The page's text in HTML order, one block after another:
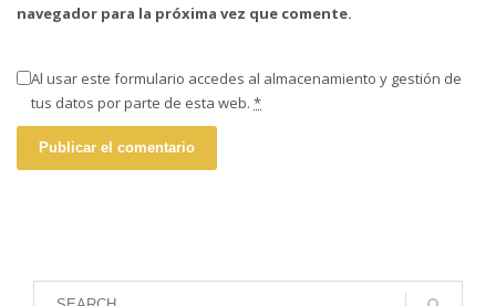
navegador para la próxima vez que comente.
Al usar este formulario accedes al almacenamiento y gestión de
tus datos por parte de esta web. *